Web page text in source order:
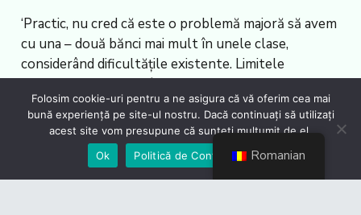
‘Practic, nu cred că este o problemă majoră să avem
cu una – două bănci mai mult în unele clase,
considerând dificultățile existente. Limitele
nesustenabile aduse în 2023 au creat nu doar multe
norme didactice, ci și multe clase care grevează și
infrastructura școlară. Da, reducerile privind
numărul de copii în clasă, acolo unde există cazuri
de copii cu cerințe educaționale speciale, rămân
valabile, inclusiv pentru minorități și pentru
Romanian
Folosim cookie-uri pentru a ne asigura că vă oferim cea mai
bună experiență pe site-ul nostru. Dacă continuați să utilizați
acest site vom presupune că sunteți mulțumit de el.
Ok
Politică de Confidențialiate